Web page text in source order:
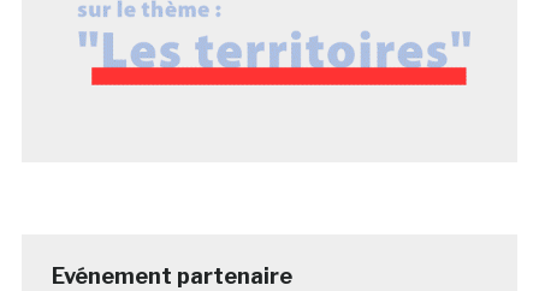
Evénement partenaire